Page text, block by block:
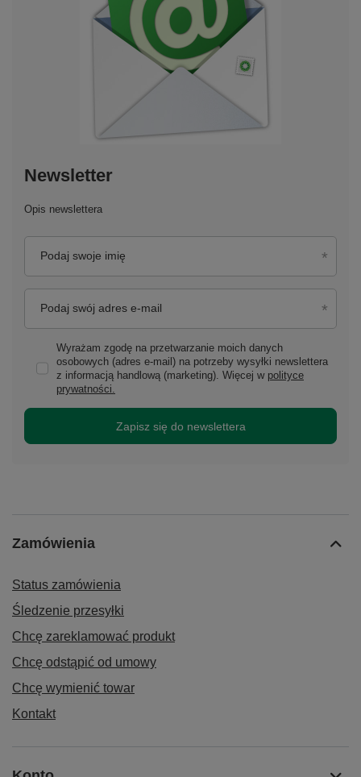
Newsletter
Opis newslettera
Podaj swoje imię
Podaj swój adres e-mail
Wyrażam zgodę na przetwarzanie moich danych
osobowych (adres e-mail) na potrzeby wysyłki newslettera
z informacją handlową (marketing). Więcej w polityce
prywatności.
Zapisz się do newslettera
Zamówienia
Status zamówienia
Śledzenie przesyłki
Chcę zareklamować produkt
Chcę odstąpić od umowy
Chcę wymienić towar
Kontakt